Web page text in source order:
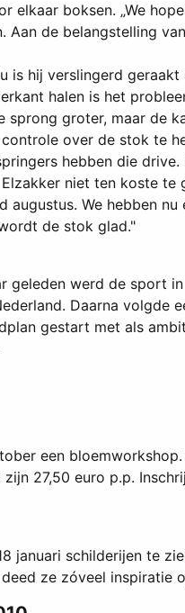
elkaar boksen. „We
de belangstelling
hij verslingerd
halen is het
sprong groter, maar
over de stok te
hebben die
niet ten koste
We hebben
de stok glad."
geleden werd de sport
Daarna volgde
gestart met als
een
27,50 euro p.p.
januari schilderijen te
ze zóveel